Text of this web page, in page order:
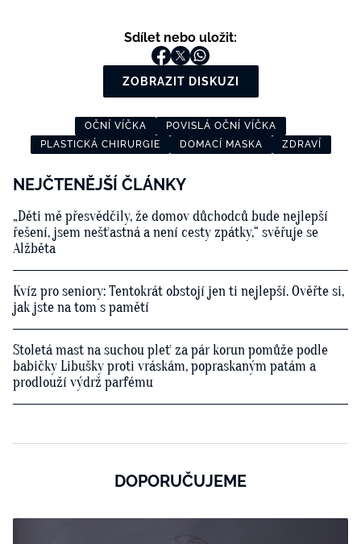
Sdílet nebo uložit:
ZOBRAZIT DISKUZI
OČNÍ VÍČKA
POVISLÁ OČNÍ VÍČKA
PLASTICKÁ CHIRURGIE
DOMACÍ MASKA ZDRAVÍ
NEJČTENĚJŠÍ ČLÁNKY
„Děti mě přesvědčily, že domov důchodců bude nejlepší
řešení, jsem nešťastná a není cesty zpátky,“ svěřuje se
Alžběta
Kvíz pro seniory: Tentokrát obstojí jen ti nejlepší. Ověřte si,
jak jste na tom s pamětí
Stoletá mast na suchou pleť za pár korun pomůže podle
babičky Libušky proti vráskám, popraskaným patám a
prodlouží výdrž parfému
DOPORUČUJEME